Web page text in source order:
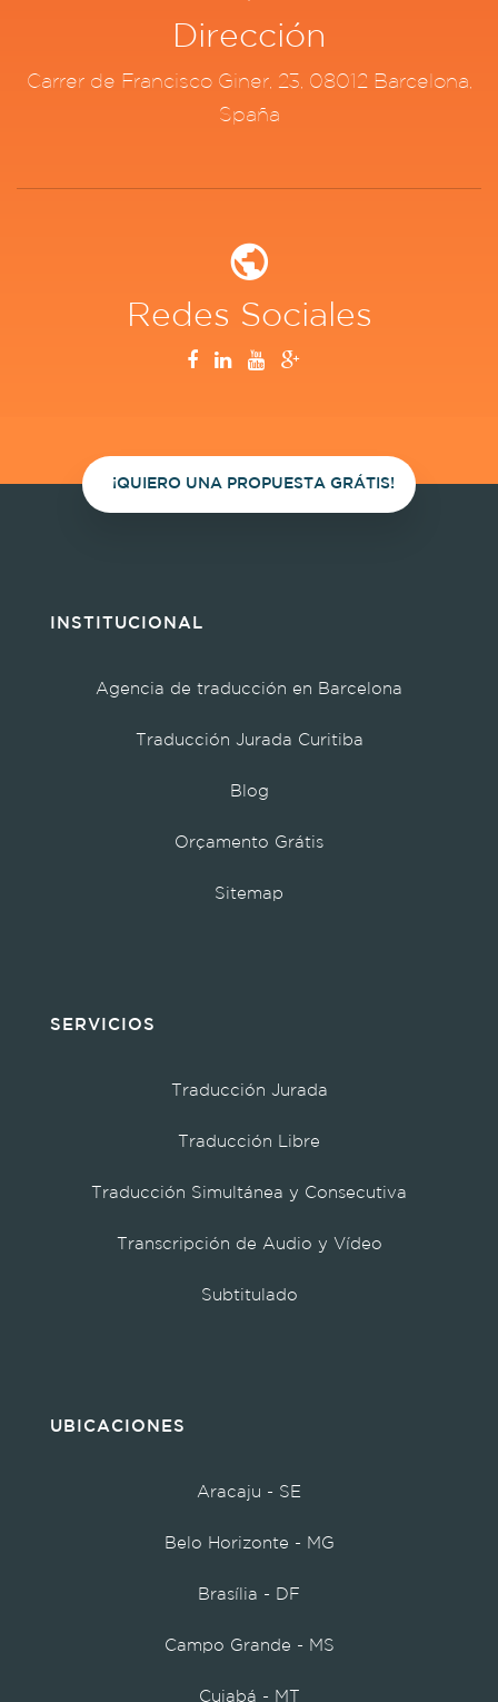
Dirección
Carrer de Francisco Giner, 23, 08012 Barcelona,
Spaña
Redes Sociales
¡QUIERO UNA PROPUESTA GRÁTIS!
INSTITUCIONAL
Agencia de traducción en Barcelona
Traducción Jurada Curitiba
Blog
Orçamento Grátis
Sitemap
SERVICIOS
Traducción Jurada
Traducción Libre
Traducción Simultánea y Consecutiva
Transcripción de Audio y Vídeo
Subtitulado
UBICACIONES
Aracaju - SE
Belo Horizonte - MG
Brasília - DF
Campo Grande - MS
Cuiabá - MT